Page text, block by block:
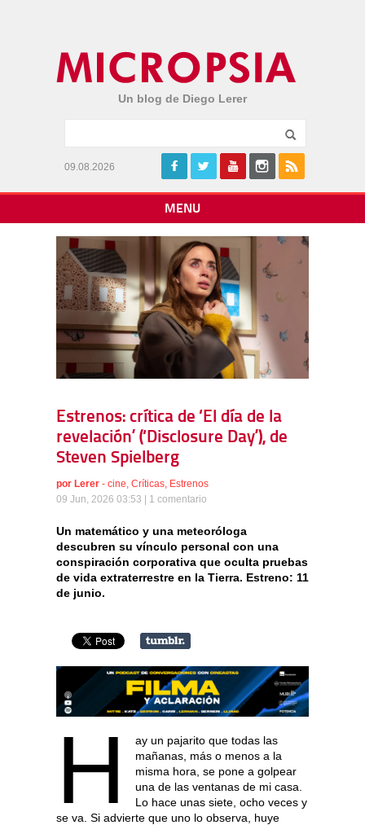
Un blog de Diego Lerer
09.08.2026
MENU
Estrenos: crítica de ‘El día de la
revelación’ (‘Disclosure Day’), de
Steven Spielberg
por Lerer - cine Críticas Estrenos
09 Jun, 2026 03:53 | 1 comentario
Un matemático y una meteoróloga
descubren su vínculo personal con una
conspiración corporativa que oculta pruebas
de vida extraterrestre en la Tierra. Estreno: 11
de junio.
H
ay un pajarito que todas las
mañanas, más o menos a la
misma hora, se pone a golpear
una de las ventanas de mi casa.
Lo hace unas siete, ocho veces y
se va. Si advierte que uno lo observa, huye